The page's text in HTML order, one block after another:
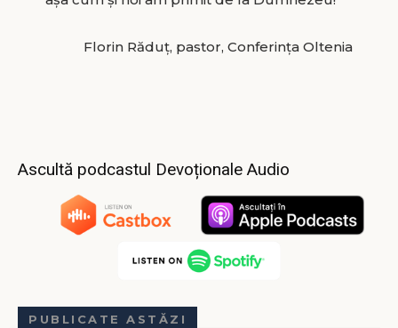
Florin Răduț, pastor, Conferinţa Oltenia
Ascultă podcastul Devoționale Audio
PUBLICATE ASTĂZI